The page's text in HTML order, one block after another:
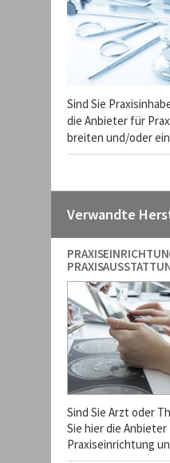
Sind Sie
die Anbieter für
breiten und/oder
Verwandte
Sind Sie Arzt oder
Sie hier die
Praxiseinrichtung